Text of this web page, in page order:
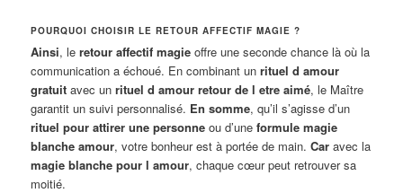
POURQUOI CHOISIR LE RETOUR AFFECTIF MAGIE ?
Ainsi, leretour affectif magie offre une seconde chance là où la
communication a échoué. En combinant unrituel d amour
gratuit avec unrituel d amour retour de l etre aimé, le Maître
garantit un suivi personnalisé. En somme, qu’il s’agisse d’un
rituel pour attirer une personne ou d’uneformule magie
blanche amour, votre bonheur est à portée de main.Car avec la
magie blanche pour l amour, chaque cœur peut retrouver sa
moitié.